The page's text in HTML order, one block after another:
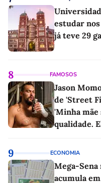
estudar nos
já teve 29
8 FAMOSOS
Jason
de 'Street
'Minha mãe
qualidade.
9 ECONOMIA
Mega-
acumula